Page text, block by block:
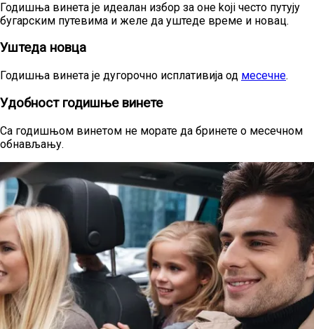
Годишња винета је идеалан избор за оне koji често путују
бугарским путевима и желе да уштеде време и новац.
Уштеда новца
Годишња винета је дугорочно исплативија од месечне.
Удобност годишње винете
Са годишњом винетом не морате да бринете о месечном
обнављању.